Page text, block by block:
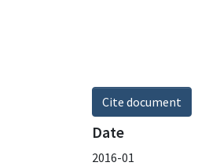
Cite document
Date
2016-01